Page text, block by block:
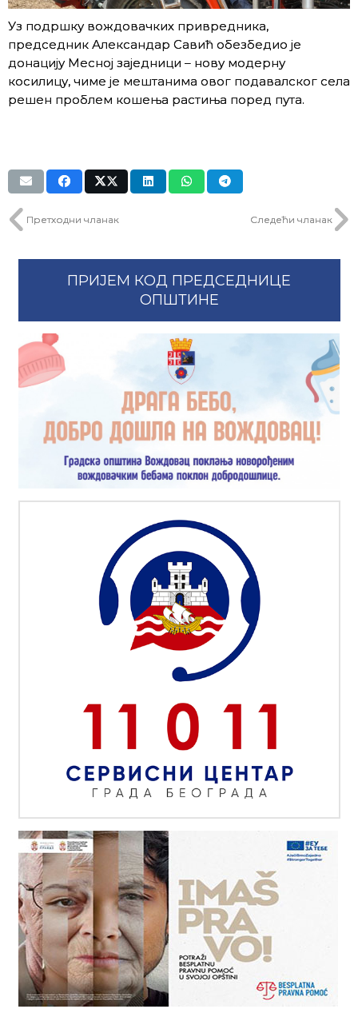
Уз подршку вождовачких привредника,
председник Александар Савић обезбедио је
донацију Месној заједници – нову модерну
косилицу, чиме је мештанима овог подавалског села
решeн проблем кошења растиња поред пута.
Претходни чланак Следећи чланак
ПРИЈЕМ КОД ПРЕДСЕДНИЦЕ
ОПШТИНЕ